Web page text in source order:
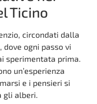
Ticino
circondati dalla
ogni passo vi
sperimentata prima.
un’esperienza
e i pensieri si
gli alberi.